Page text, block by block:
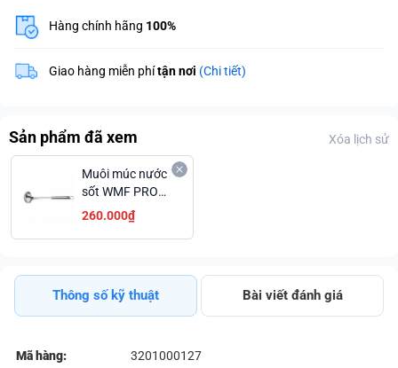
Hàng chính hãng 100%
Giao hàng miễn phítận nơi (Chi tiết)
Sản phẩm đã xem Xóa lịch sử
Muôi múc nước
sốt WMF PROFI
PLUS L 27CM
1871036030
260.000₫
Thông số kỹ thuật Bài viết đánh giá
Mã hàng: 3201000127